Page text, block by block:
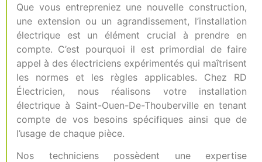
Que vous entrepreniez une nouvelle construction,
une extension ou un agrandissement, l’installation
électrique est un élément crucial à prendre en
compte. C’est pourquoi il est primordial de faire
appel à des électriciens expérimentés qui maîtrisent
les normes et les règles applicables. Chez RD
Électricien, nous réalisons votre installation
électrique à Saint-Ouen-De-Thouberville en tenant
compte de vos besoins spécifiques ainsi que de
l’usage de chaque pièce.
Nos techniciens possèdent une expertise